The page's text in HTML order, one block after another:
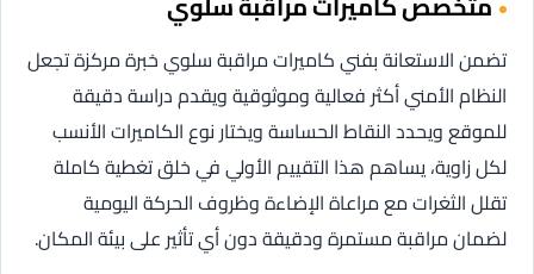
تضمن الاستعانة بفني كاميرات مراقبة سلوي خبرة مركزة تجعل
النظام الأمني أكثر فعالية وموثوقية ويقدم دراسة دقيقة
للموقع ويحدد النقاط الحساسة ويختار نوع الكاميرات الأنسب
لكل زاوية، يساهم هذا التقييم الأولي في خلق تغطية كاملة
تقلل الثغرات مع مراعاة الإضاءة وظروف الحركة اليومية
لضمان مراقبة مستمرة ودقيقة دون أي تأثير على بيئة المكان.